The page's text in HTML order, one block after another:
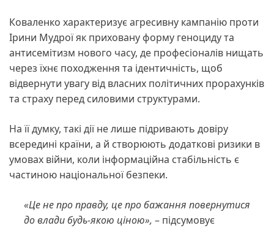
Коваленко характеризує агресивну кампанію проти
Ірини Мудрої як приховану форму геноциду та
антисемітизм нового часу, де професіоналів нищать
через їхнє походження та ідентичність, щоб
відвернути увагу від власних політичних прорахунків
та страху перед силовими структурами.
На її думку, такі дії не лише підривають довіру
всередині країни, а й створюють додаткові ризики в
умовах війни, коли інформаційна стабільність є
частиною національної безпеки.
«Це не про правду, це про бажання повернутися
до влади будь-якою ціною», – підсумовує